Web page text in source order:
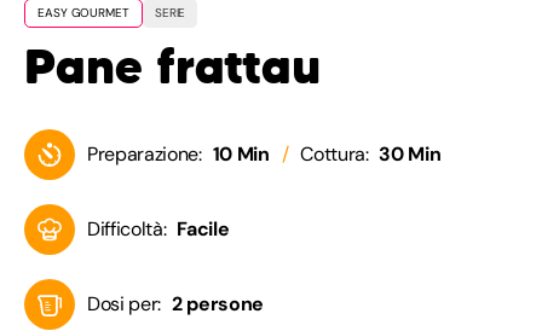
EASY GOURMET SERIE
Pane frattau
Preparazione: 10 Min Cottura: 30 Min
Difficoltà: Facile
Dosi per: 2 persone